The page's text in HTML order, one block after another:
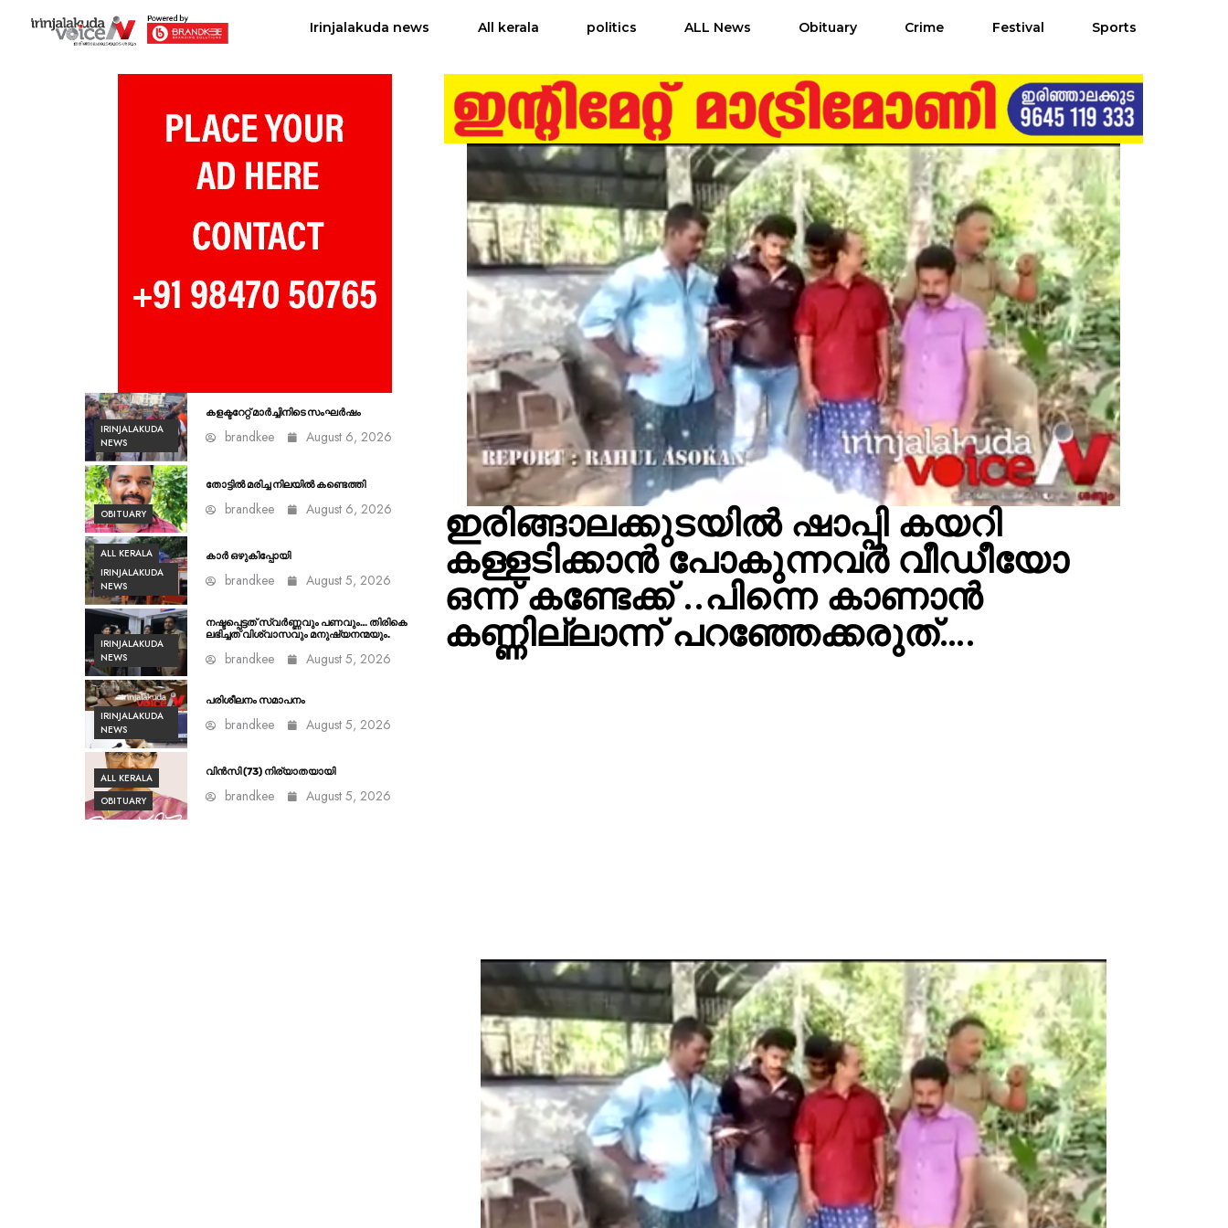
Irinjalakuda news All kerala politics ALL News Obituary Crime Festival Sports
ഇരിങ്ങാലക്കുടയില്‍ ഷാപ്പി കയറി
കള്ളടിക്കാന്‍ പോകുന്നവര്‍ വീഡീയോ
ഒന്ന് കണ്ടേക്ക് ..പിന്നെ കാണാന്‍
കണ്ണില്ലാന്ന് പറഞ്ഞേക്കരുത്….
IRINJALAKUDA
NEWS
കളക്ടറേറ്റ് മാർച്ചിനിടെ സംഘർഷം
brandkee August 6, 2026
OBITUARY
തോട്ടിൽ മരിച്ച നിലയിൽ കണ്ടെത്തി
brandkee August 6, 2026
ALL KERALA
IRINJALAKUDA
NEWS
കാർ ഒഴുകിപ്പോയി
brandkee August 5, 2026
IRINJALAKUDA
NEWS
നഷ്ടപ്പെട്ടത് സ്വർണ്ണവും പണവും… തിരികെ
ലഭിച്ചത് വിശ്വാസവും മനുഷ്യനന്മയും.
brandkee August 5, 2026
IRINJALAKUDA
NEWS
പരിശീലനം സമാപനം
brandkee August 5, 2026
ALL KERALA
OBITUARY
വിൻസി (73) നിര്യാതയായി
brandkee August 5, 2026